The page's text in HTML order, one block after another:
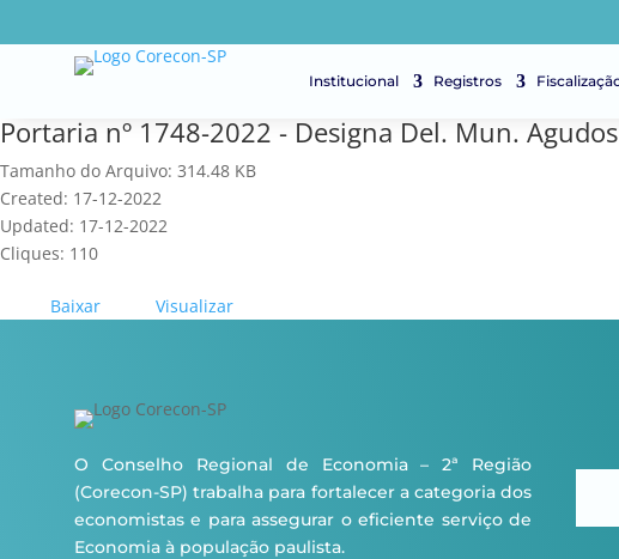
Institucional Registros
Portaria nº 1748-2022 - Designa Del. Mun. Agudos
Tamanho do Arquivo: 314.48 KB
Created: 17-12-2022
Updated: 17-12-2022
Cliques: 110
Baixar Visualizar
O Conselho Regional de Economia – 2ª Região
(Corecon-SP) trabalha para fortalecer a categoria dos
economistas e para assegurar o eficiente serviço de
Economia à população paulista.